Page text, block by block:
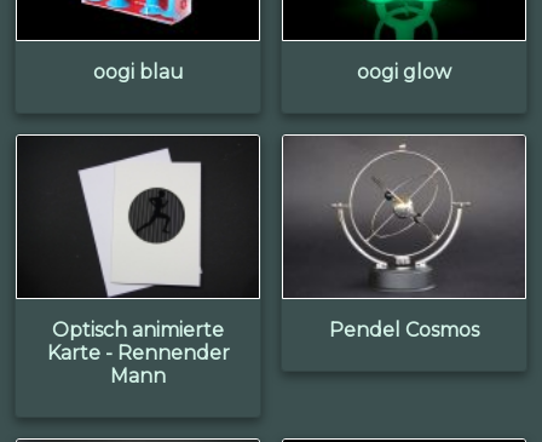
oogi blau oogi glow
Optisch animierte
Karte - Rennender
Mann
Pendel Cosmos